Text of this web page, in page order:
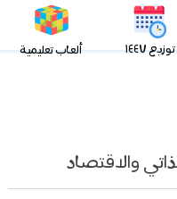
توزيع ١٤٤٧ ألعاب تعليمية
والاقتصاد